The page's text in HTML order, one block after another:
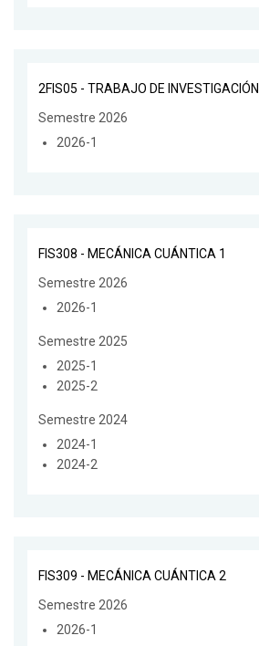
2FIS05 - TRABAJO DE INVESTIGACIÓN
Semestre 2026
2026-1
FIS308 - MECÁNICA CUÁNTICA 1
Semestre 2026
2026-1
Semestre 2025
2025-1
2025-2
Semestre 2024
2024-1
2024-2
FIS309 - MECÁNICA CUÁNTICA 2
Semestre 2026
2026-1